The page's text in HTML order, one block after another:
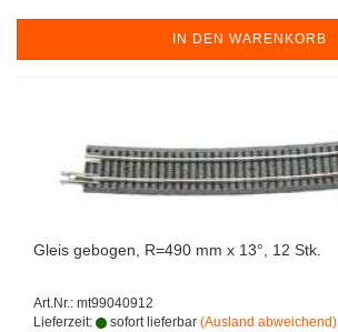
IN DEN WARENKORB
Gleis gebogen, R=490 mm x 13°, 12 Stk.
Art.Nr.: mt99040912
Lieferzeit:
sofort lieferbar (Ausland abweichend)